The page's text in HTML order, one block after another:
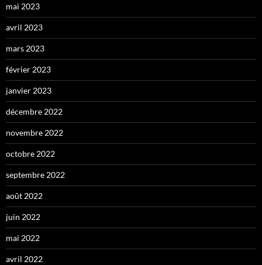
mai 2023
avril 2023
mars 2023
février 2023
janvier 2023
décembre 2022
novembre 2022
octobre 2022
septembre 2022
août 2022
juin 2022
mai 2022
avril 2022